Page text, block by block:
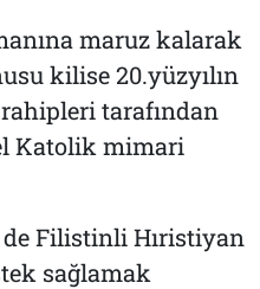
maruz kalarak
kilise 20.yüzyılın
tarafından
Katolik mimari
Filistinli Hıristiyan
sağlamak